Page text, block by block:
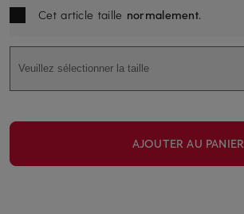
Cet article taille normalement.
Veuillez sélectionner la taille
AJOUTER AU PANIER